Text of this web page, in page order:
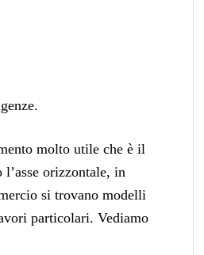
molto utile che è il
orizzontale, in
si trovano modelli
particolari. Vediamo